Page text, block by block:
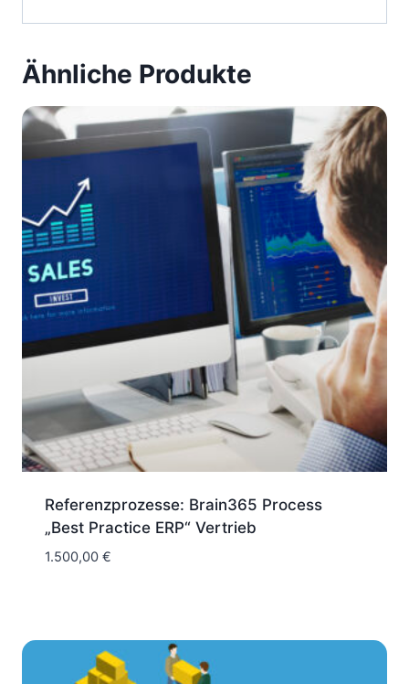
Ähnliche Produkte
Referenzprozesse: Brain365 Process
„Best Practice ERP“ Vertrieb
1.500,00 €